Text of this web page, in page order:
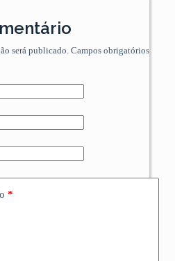
será publicado. Campos obrigatórios
*